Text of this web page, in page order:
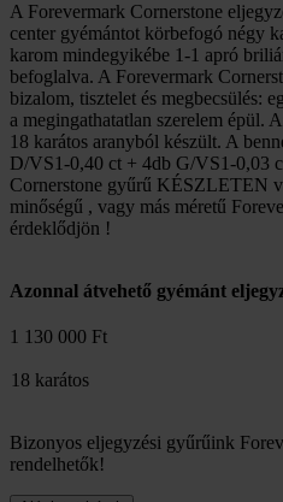
A Forevermark Cornerstone
center gyémántot körbefogó négy
karom mindegyikébe 1-1 apró
befoglalva. A Forevermark
bizalom, tisztelet és megbecsülés:
a megingathatatlan szerelem épül.
18 karátos aranyból készült. A
D/VS1-0,40 ct + 4db G/VS1-0,03
Cornerstone gyűrű KÉSZLETEN
minőségű , vagy más méretű
érdeklődjön !
Azonnal átvehető gyémánt
1 130 000 Ft
18 karátos
Bizonyos eljegyzési gyűrűink
rendelhetők!